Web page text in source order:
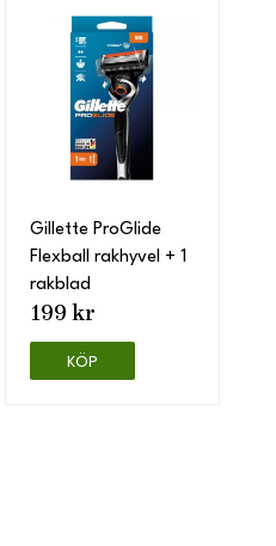
Gillette ProGlide
Flexball rakhyvel + 1
rakblad
199 kr
KÖP